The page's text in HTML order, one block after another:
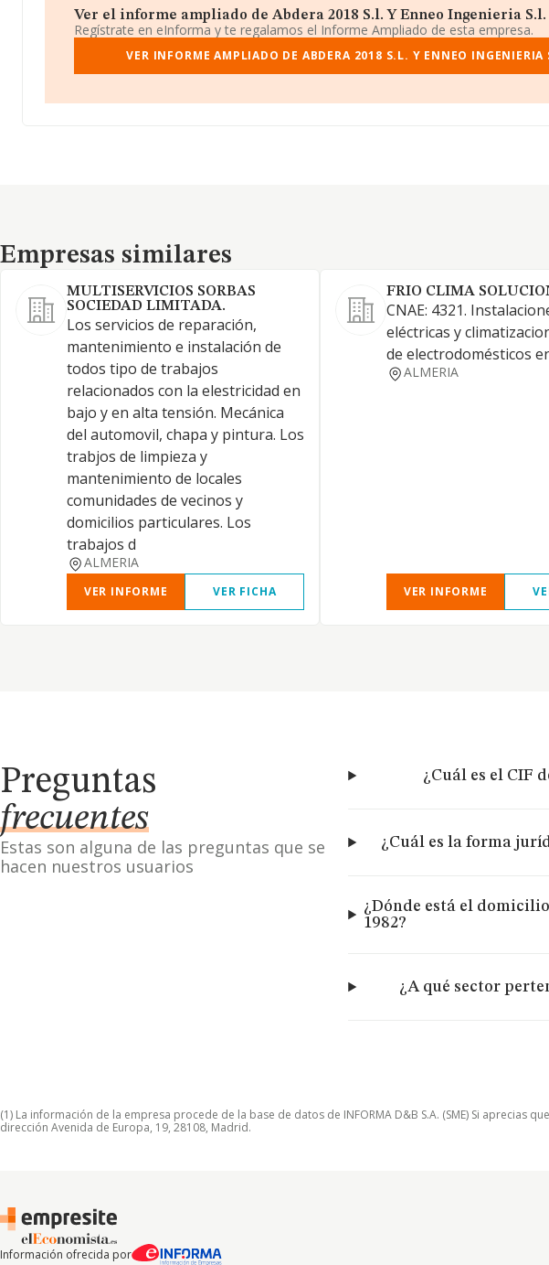
Ver el informe ampliado de Abdera 2018 S.l. Y Enneo Ingenieria S.l.
Regístrate en eInforma y te regalamos el Informe Ampliado de esta empresa.
VER INFORME AMPLIADO DE ABDERA 2018 S.L. Y ENNEO
Empresas similares
Empresas similares
MULTISERVICIOS SORBAS
SOCIEDAD LIMITADA.
Los servicios de reparación,
mantenimiento e instalación de
todos tipo de trabajos
relacionados con la elestricidad en
bajo y en alta tensión. Mecánica
del automovil, chapa y pintura. Los
trabjos de limpieza y
mantenimiento de locales
comunidades de vecinos y
domicilios particulares. Los
trabajos d
ALMERIA
VER INFORME VER FICHA
FRIO CLIMA
CNAE: 4321.
eléctricas y
de electrodomésticos
ALMERIA
VER INFORME
Preguntas
frecuentes
Estas son alguna de las preguntas que se
hacen nuestros usuarios
¿Cuál es el CIF
¿Cuál es la forma
¿Dónde está el
1982?
¿A qué sector
(1) La información de la empresa procede de la base de datos de INFORMA D&B S.A. (SME) Si
dirección Avenida de Europa, 19, 28108, Madrid.
Información ofrecida por